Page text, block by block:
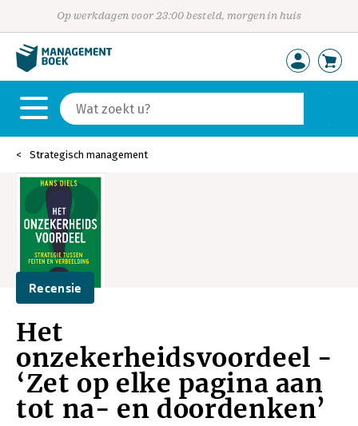
Op werkdagen voor 23:00 besteld, morgen in huis
Strategisch management
Recensie
Het
onzekerheidsvoordeel -
‘Zet op elke pagina aan
tot na- en doordenken’